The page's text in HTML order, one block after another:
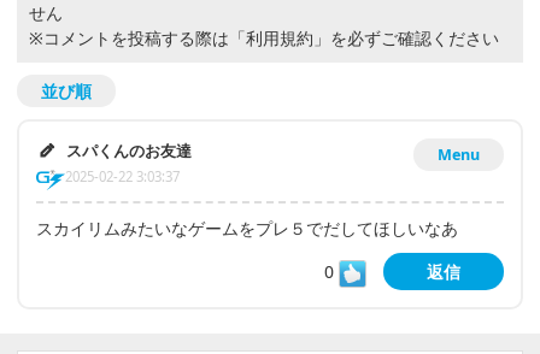
せん
※コメントを投稿する際は 「利用規約」 を必ずご確認ください
並び順
Menu
スパくんのお友達
2025-02-22 3:03:37
スカイリムみたいなゲームをプレ５でだしてほしいなあ
0
返信